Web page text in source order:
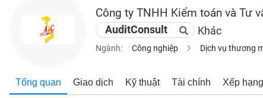
Công ty TNHH Kiểm toán và Tư
AuditConsult Khác
Ngành: Công nghiệp Dịch vụ thương
Tổng quan Giao dịch Kỹ thuật Tài chính Xếp hạng
CHỨNG
KHOÁN
NGHIỆP